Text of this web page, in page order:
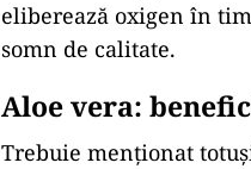
eliberează oxigen în
somn de calitate.
Aloe vera:
Trebuie menționat